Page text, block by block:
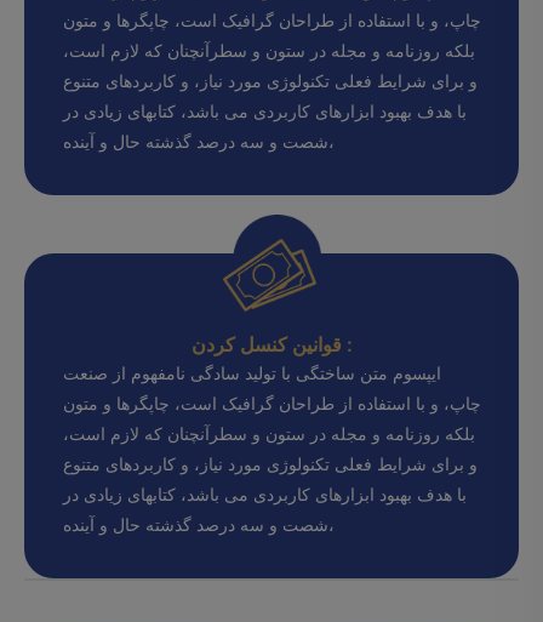
چاپ، و با استفاده از طراحان گرافیک است، چاپگرها و متون
بلکه روزنامه و مجله در ستون و سطرآنچنان که لازم است،
و برای شرایط فعلی تکنولوژی مورد نیاز، و کاربردهای متنوع
با هدف بهبود ابزارهای کاربردی می باشد، کتابهای زیادی در
شصت و سه درصد گذشته حال و آینده،
قوانین کنسل کردن :
ایپسوم متن ساختگی با تولید سادگی نامفهوم از صنعت
چاپ، و با استفاده از طراحان گرافیک است، چاپگرها و متون
بلکه روزنامه و مجله در ستون و سطرآنچنان که لازم است،
و برای شرایط فعلی تکنولوژی مورد نیاز، و کاربردهای متنوع
با هدف بهبود ابزارهای کاربردی می باشد، کتابهای زیادی در
شصت و سه درصد گذشته حال و آینده،